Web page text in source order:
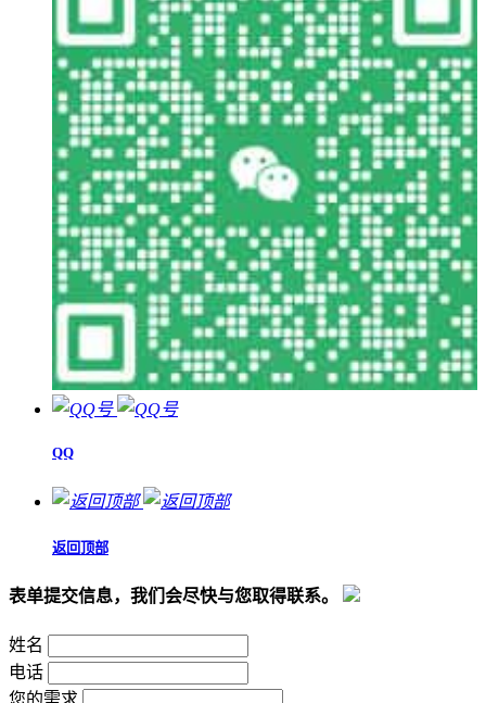
QQ
返回顶部
表单提交信息，我们会尽快与您取得联系。
姓名
电话